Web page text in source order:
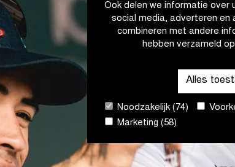
Ook delen we informatie over
social media, adverteren en
combineren met andere
hebben verzameld
Alles
Noodzakelijk (74)
Marketing (58)